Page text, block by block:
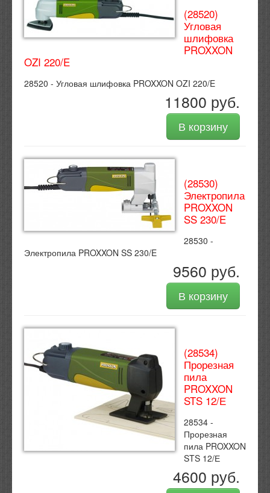
(28520)
Угловая
шлифовка
PROXXON
OZI 220/E
28520 - Угловая шлифовка PROXXON OZI 220/E
11800 руб.
В корзину
(28530)
Электропила
PROXXON
SS 230/E
28530 -
Электропила PROXXON SS 230/E
9560 руб.
В корзину
(28534)
Прорезная
пила
PROXXON
STS 12/Е
28534 -
Прорезная
пила PROXXON
STS 12/Е
4600 руб.